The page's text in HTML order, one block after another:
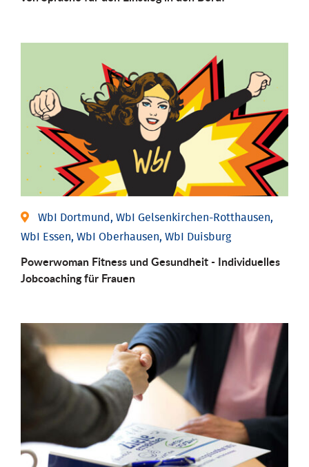
WbI Dortmund, WbI Gelsenkirchen-Rotthausen,
WbI Essen, WbI Oberhausen, WbI Duisburg
Powerwoman Fitness und Gesund­heit - Individu­elles
Job­coaching für Frauen